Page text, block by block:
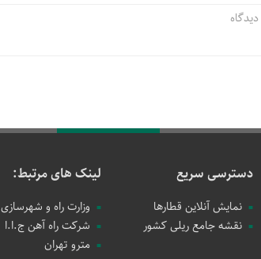
دسترسی سریع
نمایش آنلاین قطارها
نقشه جامع ریلی کشور
لینک های مرتبط:
وزارت راه و شهرسازی
شرکت راه آهن ج.ا.ا
مترو تهران